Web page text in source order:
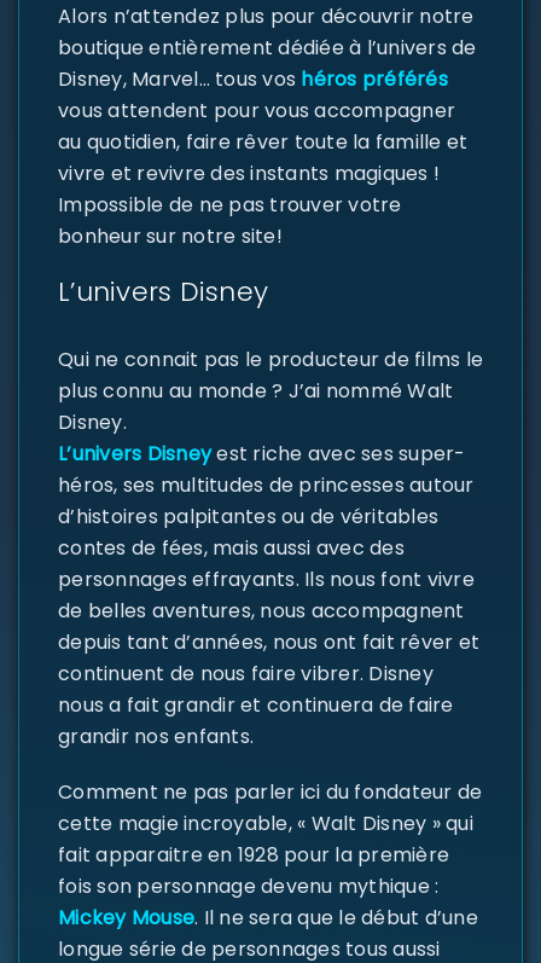
CONNECTER
ou e-mail*
Alors n’attendez plus pour découvrir notre
boutique entièrement dédiée à l’univers de
Disney, Marvel… tous vos héros préférés
vous attendent pour vous accompagner
au quotidien, faire rêver toute la famille et
vivre et revivre des instants magiques !
Impossible de ne pas trouver votre
bonheur sur notre site!
L’univers Disney
Qui ne connait pas le producteur de films le
plus connu au monde ? J’ai nommé Walt
Disney.
L’univers Disneyest riche avec ses super-
héros, ses multitudes de princesses autour
d’histoires palpitantes ou de véritables
contes de fées, mais aussi avec des
personnages effrayants. Ils nous font vivre
de belles aventures, nous accompagnent
depuis tant d’années, nous ont fait rêver et
continuent de nous faire vibrer. Disney
nous a fait grandir et continuera de faire
grandir nos enfants.
Comment ne pas parler ici du fondateur de
cette magie incroyable, « Walt Disney » qui
fait apparaitre en 1928 pour la première
fois son personnage devenu mythique :
Mickey Mouse. Il ne sera que le début d’une
longue série de personnages tous aussi